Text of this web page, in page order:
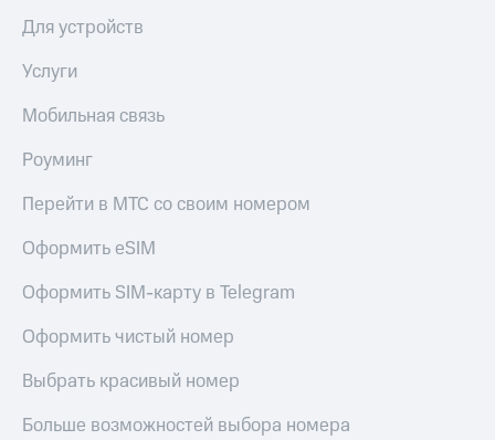
и получайте
и
номер
МТС
Настройки
номер
оператора
Оплата
при
Для устройств
Услуги
Мобильная связь
Роуминг
Перейти в МТС со своим номером
Оформить eSIM
Оформить SIM-карту в Telegram
Оформить чистый номер
Выбрать красивый номер
Больше возможностей выбора номера